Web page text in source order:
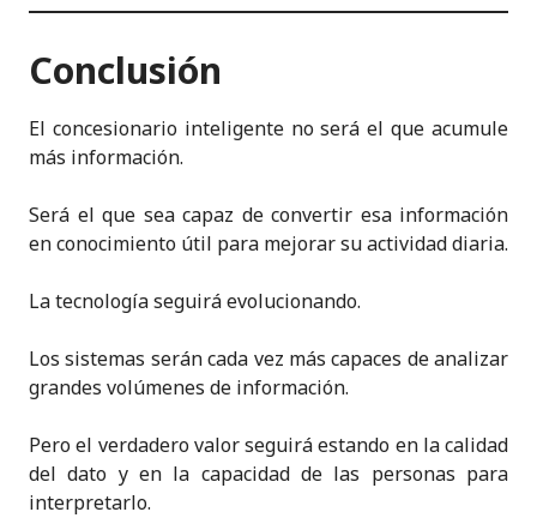
Conclusión
El concesionario inteligente no será el que acumule
más información.
Será el que sea capaz de convertir esa información
en conocimiento útil para mejorar su actividad diaria.
La tecnología seguirá evolucionando.
Los sistemas serán cada vez más capaces de analizar
grandes volúmenes de información.
Pero el verdadero valor seguirá estando en la calidad
del dato y en la capacidad de las personas para
interpretarlo.